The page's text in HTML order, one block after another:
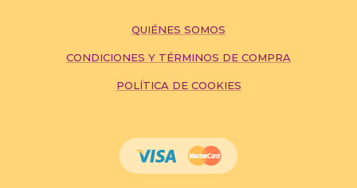
QUIÉNES SOMOS
CONDICIONES Y TÉRMINOS DE COMPRA
POLÍTICA DE COOKIES